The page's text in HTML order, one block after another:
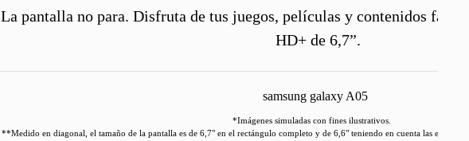
La pantalla no para. Disfruta de tus juegos, películas y contenidos
HD+ de 6,7”.
*Imágenes simuladas con fines ilustrativos.
**Medido en diagonal, el tamaño de la pantalla es de 6,7" en el rectángulo completo y de 6,6" teniendo en cuenta las esquinas